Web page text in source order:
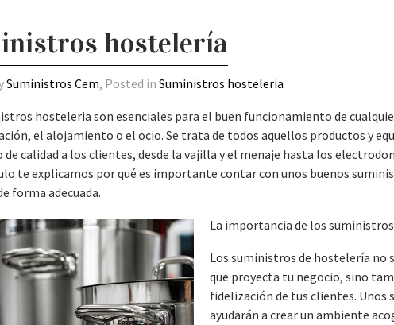
hostelería
Suministros Cem, Posted inSuministros hosteleria
hosteleria son esenciales para el buen funcionamiento de
el alojamiento o el ocio. Se trata de todos aquellos productos y
de calidad a los clientes, desde la vajilla y el menaje hasta los
te explicamos por qué es importante contar con unos buenos
forma adecuada.
La importancia de los
Los suministros de hostelería no
que proyecta tu negocio, sino
fidelización de tus clientes. Unos
ayudarán a crear un ambiente